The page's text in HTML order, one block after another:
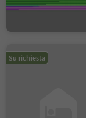
Su richiesta